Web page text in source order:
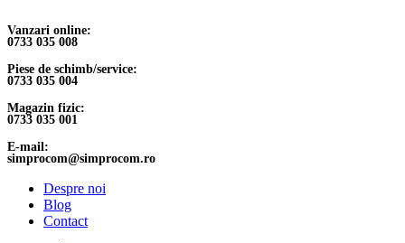
Vanzari online:
0733 035 008
Piese de schimb/service:
0733 035 004
Magazin fizic:
0733 035 001
E-mail:
simprocom@simprocom.ro
Despre noi
Blog
Contact